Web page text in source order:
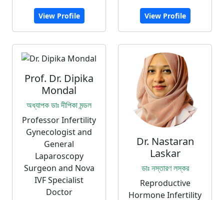
View Profile View Profile
Prof. Dr. Dipika
Mondal
অধ্যাপক ডাঃ দীপিকা মন্ডল
Professor Infertility
Gynecologist and
General
Laparoscopy
Surgeon and Nova
IVF Specialist
Doctor
Dr. Nastaran
Laskar
ডাঃ নস্তারণ লস্কর
Reproductive
Hormone Infertility